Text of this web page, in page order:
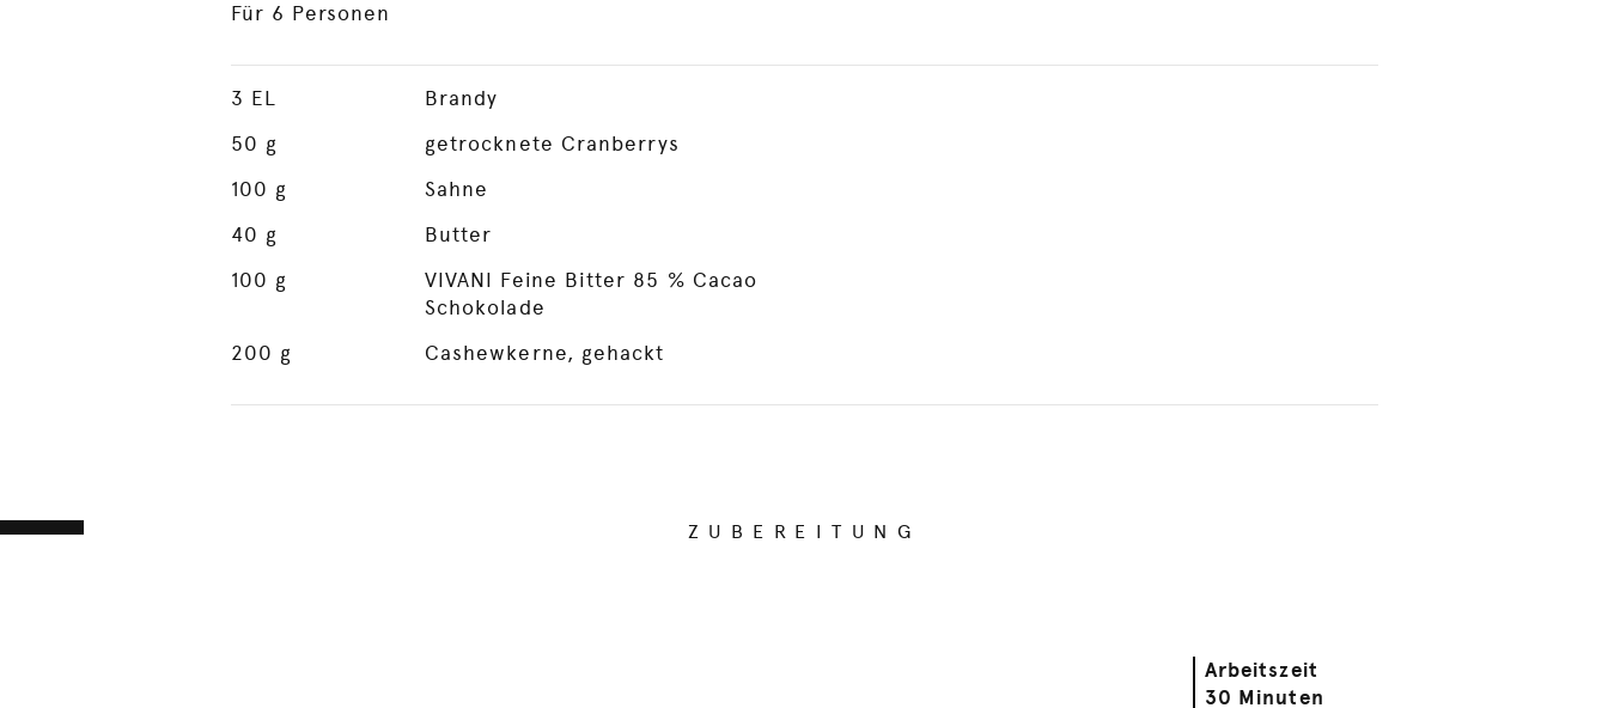
Für 6 Personen
3 EL
Brandy
50 g
getrocknete Cranberrys
100 g
Sahne
40 g
Butter
100 g
VIVANI Feine Bitter 85 % Cacao
Schokolade
200 g Cashewkerne, gehackt
ZUBEREITUNG
Arbeitszeit
30 Minuten